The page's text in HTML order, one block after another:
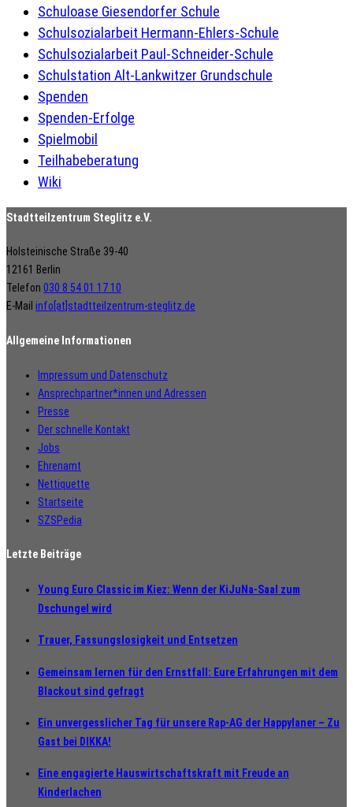
Schuloase Giesendorfer Schule
Schulsozialarbeit Hermann-Ehlers-Schule
Schulsozialarbeit Paul-Schneider-Schule
Schulstation Alt-Lankwitzer Grundschule
Spenden
Spenden-Erfolge
Spielmobil
Teilhabeberatung
Wiki
Stadtteilzentrum Steglitz e.V.
Holsteinische Straße 39-40
12161 Berlin
Telefon 030 8 54 01 17 10
E-Mail info[at]stadtteilzentrum-steglitz.de
Allgemeine Informationen
Impressum und Datenschutz
Ansprechpartner*innen und Adressen
Presse
Der schnelle Kontakt
Jobs
Ehrenamt
Nettiquette
Startseite
SZSPedia
Letzte Beiträge
Young Euro Classic im Kiez: Wenn der KiJuNa-Saal zum
Dschungel wird
Trauer, Fassungslosigkeit und Entsetzen
Gemeinsam lernen für den Ernstfall: Eure Erfahrungen mit dem
Blackout sind gefragt
Ein unvergesslicher Tag für unsere Rap-AG der Happylaner – Zu
Gast bei DIKKA!
Eine engagierte Hauswirtschaftskraft mit Freude an
Kinderlachen